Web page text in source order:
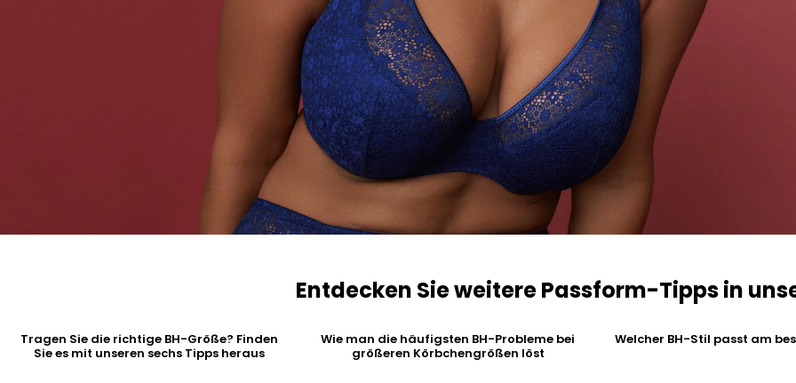
Entdecken Sie weitere Passform-Tipps in
Tragen Sie die richtige BH-Größe? Finden
Sie es mit unseren sechs Tipps heraus
Wie man die häufigsten BH-Probleme bei
größeren Körbchengrößen löst
Welcher BH-Stil passt am